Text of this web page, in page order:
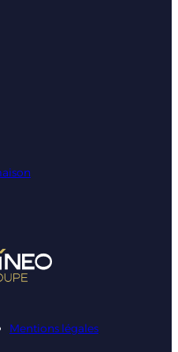
Mentions légales